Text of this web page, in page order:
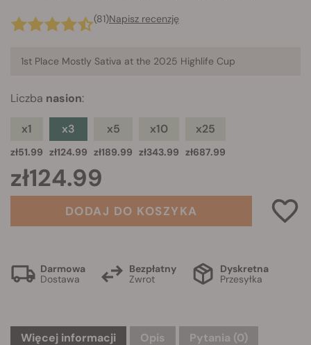
(81)Napisz recenzję
1st Place Mostly Sativa at the 2025 Highlife Cup
Liczba nasion:
x1
zł51.99
x3
zł124.99
x5
zł189.99
x10
zł343.99
x25
zł687.99
zł124.99
DODAJ DO KOSZYKA
Darmowa
Dostawa
Bezpłatny
Zwrot
Dyskretna
Przesyłka
Więcej informacji Opis Pytania (0)